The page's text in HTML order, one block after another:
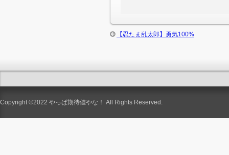
【忍たま乱太郎】勇気100%
Copyright ©2022 やっぱ期待値やな！ All Rights Reserved.